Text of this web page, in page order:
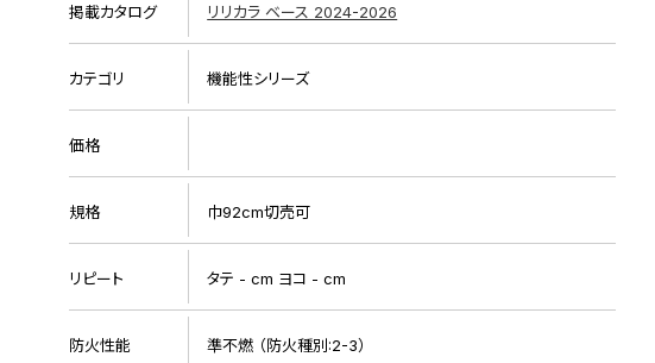
掲載カタログ リリカラ ベース 2024-2026
カテゴリ 機能性シリーズ
価格
規格 巾92cm切売可
リピート タテ - cm ヨコ - cm
防火性能 準不燃 （防火種別:2-3）